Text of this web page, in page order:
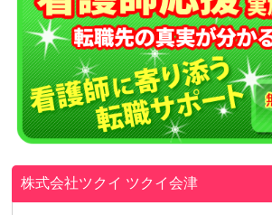
株式会社ツクイ ツクイ会津